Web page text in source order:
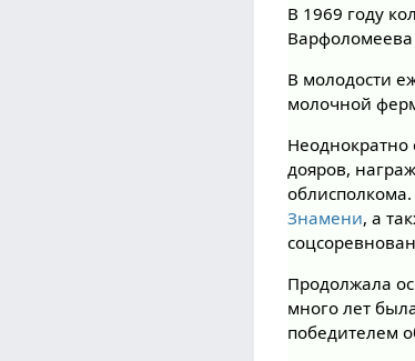
В 1969 году
Варфоломеева
В молодости
молочной
Неоднократно
дояров,
Знамени, а
Продолжала
много лет
победителем